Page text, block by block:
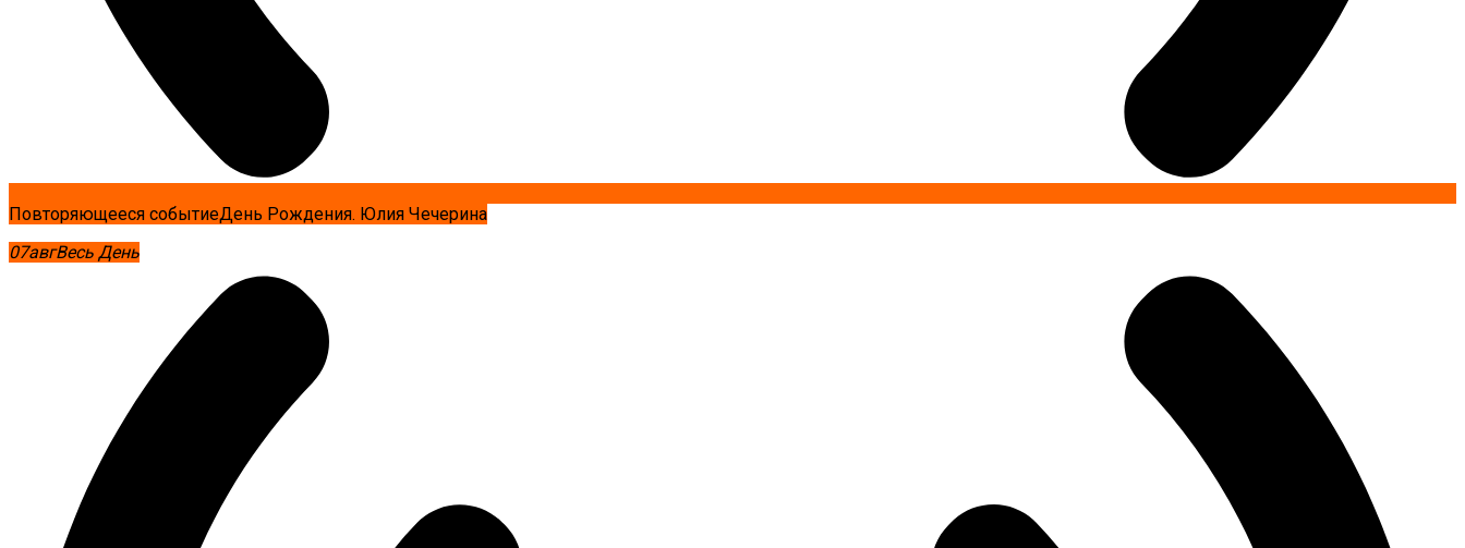
Повторяющееся событиеДень Рождения. Юлия Чечерина
07авгВесь День